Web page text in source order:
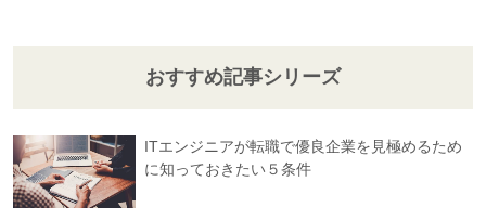
おすすめ記事シリーズ
ITエンジニアが転職で優良企業を見極めるため
に知っておきたい５条件